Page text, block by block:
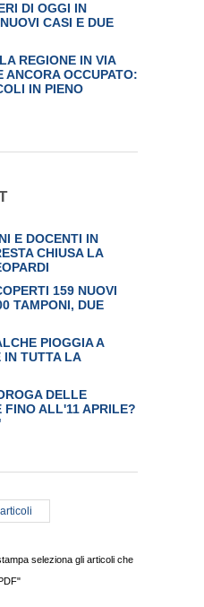
DI OGGI IN
CASI E DUE
REGIONE IN VIA
ANCORA OCCUPATO:
IN PIENO
E DOCENTI IN
CHIUSA LA
159 NUOVI
TAMPONI, DUE
PIOGGIA A
IN TUTTA LA
DELLE
FINO ALL'11 APRILE?
seleziona gli articoli che